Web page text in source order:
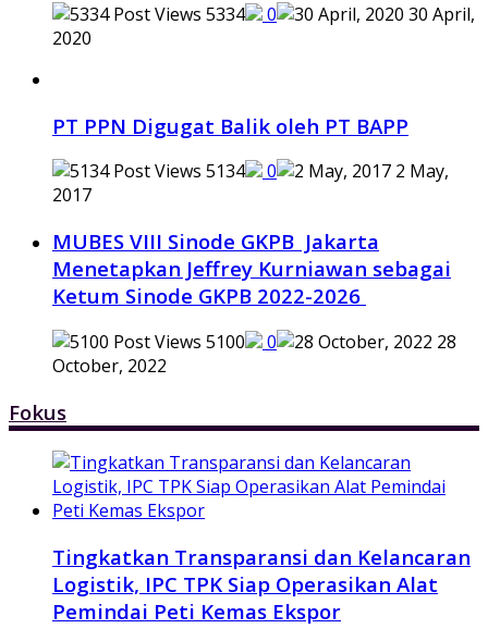
5334 0
30 April,
2020
PT PPN Digugat Balik oleh PT BAPP
5134 0
2 May,
2017
MUBES VIII Sinode GKPB Jakarta
Menetapkan Jeffrey Kurniawan sebagai
Ketum Sinode GKPB 2022-2026
5100 0
28
October, 2022
Fokus
Tingkatkan Transparansi dan Kelancaran
Logistik, IPC TPK Siap Operasikan Alat
Pemindai Peti Kemas Ekspor